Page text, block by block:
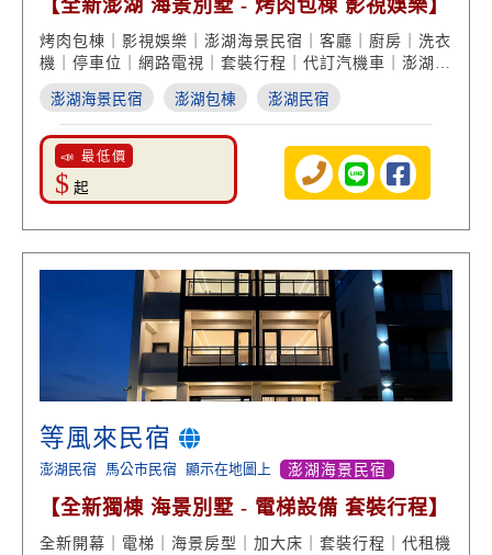
【全新澎湖 海景別墅 - 烤肉包棟 影視娛樂】
烤肉包棟｜影視娛樂｜澎湖海景民宿｜客廳｜廚房｜洗衣
機｜停車位｜網路電視｜套裝行程｜代訂汽機車｜澎湖包
棟｜馬公住宿
澎湖海景民宿 澎湖包棟 澎湖民宿
📣 最低價
$ 起
等風來民宿
澎湖民宿 馬公市民宿 顯示在地圖上 澎湖海景民宿
【全新獨棟 海景別墅 - 電梯設備 套裝行程】
全新開幕｜電梯｜海景房型｜加大床｜套裝行程｜代租機